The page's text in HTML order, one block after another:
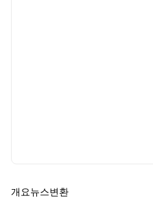
개요뉴스변환